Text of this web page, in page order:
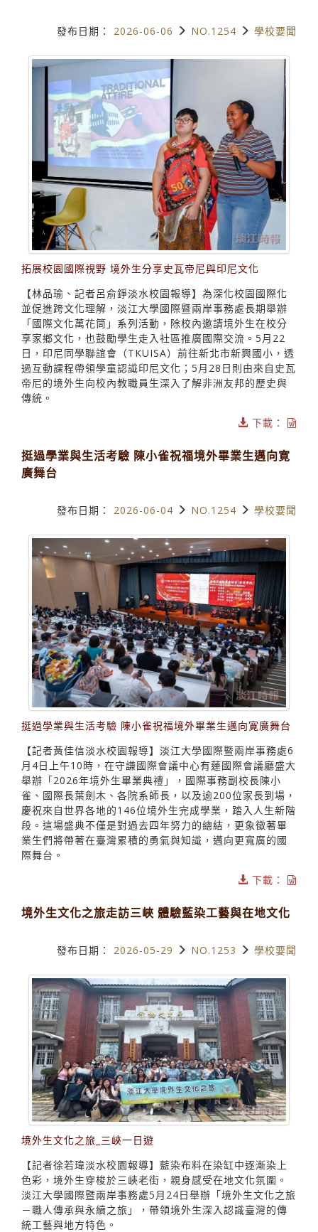
發布日期： 2026-06-06 NO.1254 學校要聞
拓展校園國際視野 境外生分享史瓦帝尼與印尼文化
【林品瑜、記者呂俞錚淡水校園報導】為深化校園國際化
並促進跨文化理解，淡江大學國際暨兩岸事務處長期舉辦
「國際文化萬花筒」系列活動，除校內邀請境外生在校分
享家鄉文化，也鼓勵學生走入社區推廣國際交流。5月22
日，印尼同學聯誼會（TKUISA）前往新北市新興國小，透
過互動課程帶領學童認識印尼文化；5月28日則由來自史瓦
帝尼的境外生向校內教職員生深入了解非洲友邦的歷史與
傳統。
下載：
挺過學業與生活考驗 陳小雀祝福境外畢業生邁向寛
廣舞台
發布日期： 2026-06-04 NO.1254 學校要聞
挺過學業與生活考驗 陳小雀祝福境外畢業生邁向寛廣舞台
【記者黃佳信淡水校園報導】淡江大學國際暨兩岸事務處6
月4日上午10時，在守謙國際會議中心有蓮國際會議廳盛大
舉辦「2026年境外生畢業典禮」，國際事務副校長陳小
雀、國際長葉劍木、各院系師長，以及逾200位家長到場，
慶祝來自世界各地的146位境外生完成學業，踏入人生新階
段。這場盛典不僅是對過去四年努力的總結，更象徵著畢
業生們將帶著在臺灣累積的勇氣與知識，邁向更寬廣的國
際舞台。
下載：
境外生文化之旅走訪三峽 體驗藍染工藝與在地文化
發布日期： 2026-05-29 NO.1253 學校要聞
境外生文化之旅_三峽一日遊
【記者徐若瑋淡水校園報導】藍染布料在染缸中逐漸染上
色彩，境外生穿梭於三峽老街，親身感受在地文化氛圍。
淡江大學國際暨兩岸事務處5月24日舉辦「境外生文化之旅
－職人傳承與永續之旅」，帶領境外生深入認識臺灣的傳
統工藝與地方特色。